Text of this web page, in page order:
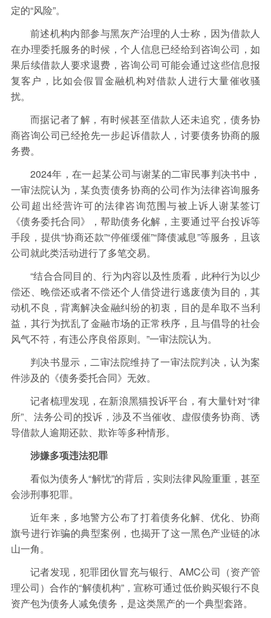
定的“风险”。
前述机构内部参与黑灰产治理的人士称，因为借款人
在办理委托服务的时候，个人信息已经给到咨询公司，如
果后续借款人要求退费，咨询公司可能会通过这些信息报
复客户，比如会假冒金融机构对借款人进行大量催收骚
扰。
而据记者了解，有时候甚至借款人还未追究，债务协
商咨询公司已经抢先一步起诉借款人，讨要债务协商的服
务费。
2024年，在一起某公司与谢某的二审民事判决书中，
一审法院认为，某负责债务协商的公司作为法律咨询服务
公司超出经营许可的法律咨询范围与被上诉人谢某签订
《债务委托合同》，帮助债务化解，主要通过平台投诉等
手段，提供“协商还款”“停催缓催”“降债减息”等服务，且该
公司就此类活动进行了多笔交易。
“结合合同目的、行为内容以及性质看，此种行为以少
偿还、晚偿还或者不偿还个人借贷进行逃废债为目的，其
动机不良，背离解决金融纠纷的初衷，目的是牟取不当利
益，其行为扰乱了金融市场的正常秩序，且与倡导的社会
风气不符，有违公序良俗原则。”一审法院认为。
判决书显示，二审法院维持了一审法院判决，认为案
件涉及的《债务委托合同》无效。
记者梳理发现，在新浪黑猫投诉平台，有大量针对“律
所”、法务公司的投诉，涉及不当催收、虚假债务协商、诱
导借款人逾期还款、欺诈等多种情形。
涉嫌多项违法犯罪
看似为债务人“解忧”的背后，实则法律风险重重，甚至
会涉刑事犯罪。
近年来，多地警方公布了打着债务化解、优化、协商
旗号进行诈骗的典型案例，也揭开了这一黑色产业链的冰
山一角。
记者发现，犯罪团伙冒充与银行、AMC公司（资产管
理公司）合作的“解债机构”，宣称可通过低价购买银行不良
资产包为债务人减免债务，是这类黑产的一个典型套路。